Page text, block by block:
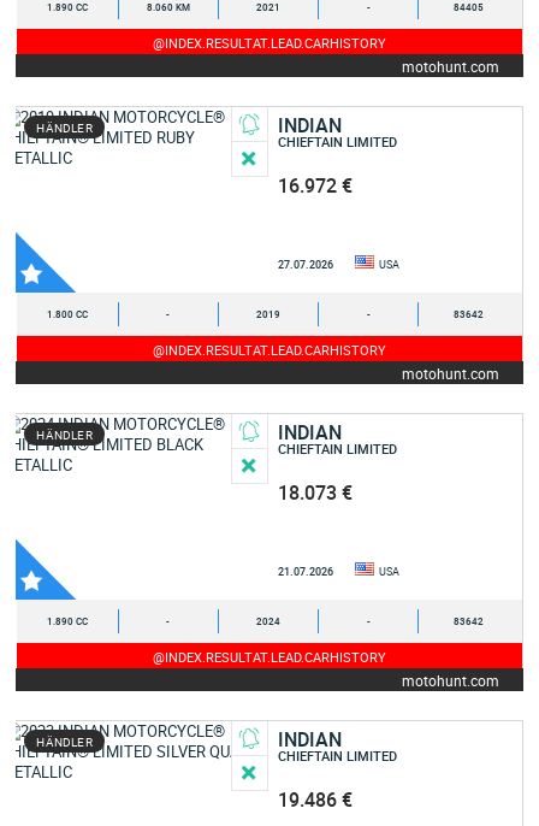
1.890 CC 8.060 KM 2021 - 84405
@INDEX.RESULTAT.LEAD.CARHISTORY
motohunt.com
HÄNDLER INDIAN
CHIEFTAIN LIMITED
16.972 €
27.07.2026 USA
1.800 CC - 2019 - 83642
@INDEX.RESULTAT.LEAD.CARHISTORY
motohunt.com
HÄNDLER INDIAN
CHIEFTAIN LIMITED
18.073 €
21.07.2026 USA
1.890 CC - 2024 - 83642
@INDEX.RESULTAT.LEAD.CARHISTORY
motohunt.com
HÄNDLER INDIAN
CHIEFTAIN LIMITED
19.486 €